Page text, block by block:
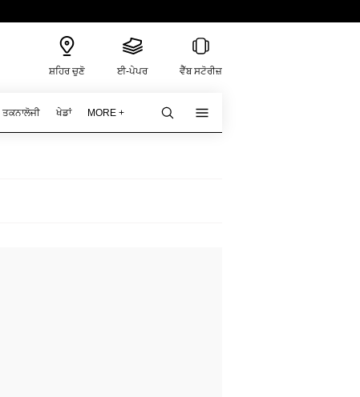
ਸ਼ਹਿਰ ਚੁਣੋ ਈ-ਪੇਪਰ ਵੈੱਬ ਸਟੋਰੀਜ਼
ਤਕਨਾਲੋਜੀ ਖੇਡਾਂ MORE +